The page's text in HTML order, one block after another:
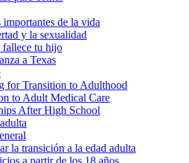
importantes de la vida
y la sexualidad
fallece tu hijo
a Texas
for Transition to Adulthood
to Adult Medical Care
After High School
la transición a la edad adulta
a partir de los 18 años